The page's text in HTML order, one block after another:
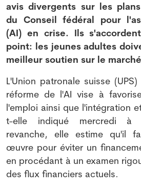
avis divergents sur les
du Conseil fédéral pour
(AI) en crise. Ils
point: les jeunes adultes
meilleur soutien sur le
L'Union patronale suisse
réforme de l'AI vise à
l'emploi ainsi que l'intégration
t-elle indiqué mercredi à
revanche, elle estime qu'il
œuvre pour éviter un
en procédant à un examen
des flux financiers actuels.